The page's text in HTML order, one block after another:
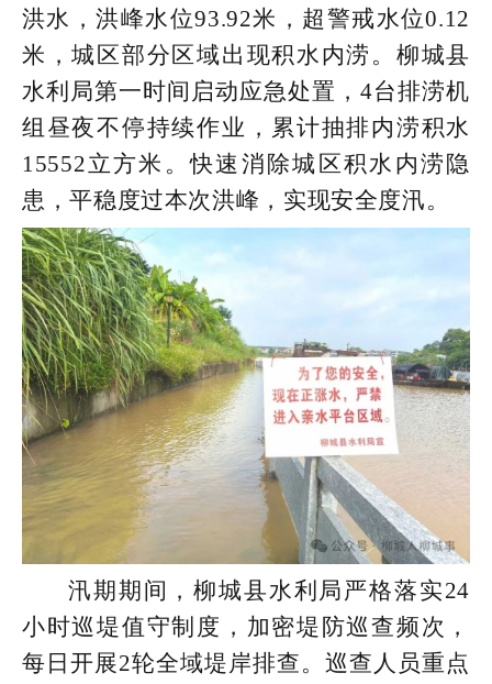
洪水，洪峰水位93.92米，超警戒水位0.12
米，城区部分区域出现积水内涝。柳城县
水利局第一时间启动应急处置，4台排涝机
组昼夜不停持续作业，累计抽排内涝积水
15552立方米。快速消除城区积水内涝隐
患，平稳度过本次洪峰，实现安全度汛。
汛期期间，柳城县水利局严格落实24
小时巡堤值守制度，加密堤防巡查频次，
每日开展2轮全域堤岸排查。巡查人员重点